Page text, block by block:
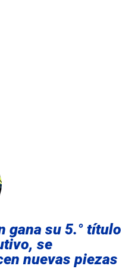
gana su 5.° título
se
nuevas piezas